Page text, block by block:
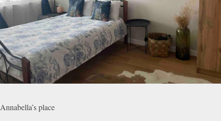
Annabella’splace